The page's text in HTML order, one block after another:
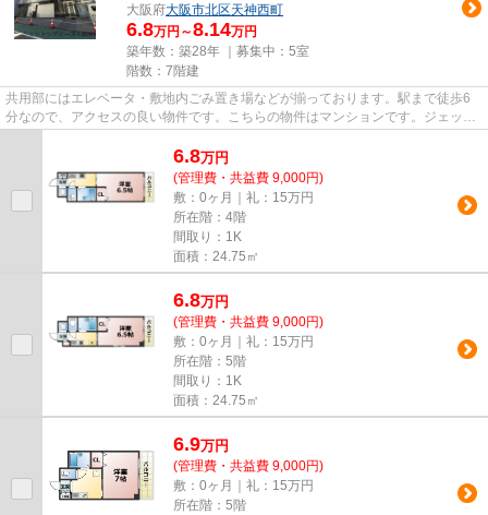
大阪府大阪市北区天神西町
6.8万円～8.14万円
築年数：築28年 ｜募集中： 5室
階数：7階建
共用部にはエレベータ・敷地内ごみ置き場などが揃っております。駅まで徒歩6
分なので、アクセスの良い物件です。こちらの物件はマンションです。ジェット
6.8万円
(管理費・共益費 9,000円)
敷：0ヶ月｜礼：15万円
所在階：4階
間取り：1K
面積：24.75㎡
6.8万円
(管理費・共益費 9,000円)
敷：0ヶ月｜礼：15万円
所在階：5階
間取り：1K
面積：24.75㎡
6.9万円
(管理費・共益費 9,000円)
敷：0ヶ月｜礼：15万円
所在階：5階